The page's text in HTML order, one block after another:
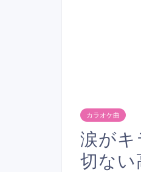
カラオケ曲
涙が
切ない